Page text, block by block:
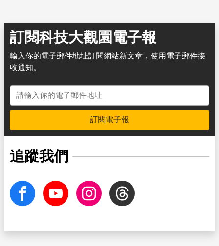
訂閱科技大觀園電子報
輸入你的電子郵件地址訂閱網站新文章，使用電子郵件接
收通知。
電子郵件地址
訂閱電子報
追蹤我們
facebook Youtube InstagramThreads